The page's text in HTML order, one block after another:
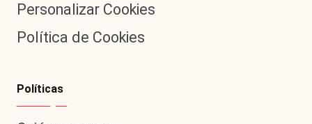
Personalizar Cookies
Política de Cookies
Políticas